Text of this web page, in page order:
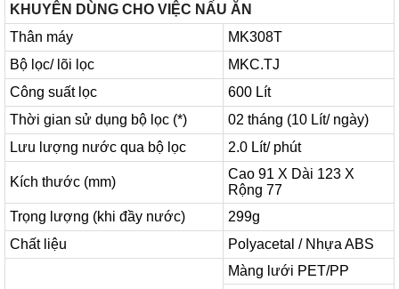
KHUYÊN DÙNG CHO VIỆC NẤU ĂN
Thân máy
MK308T
Bộ lọc/ lõi lọc
MKC.TJ
Công suất lọc
600 Lít
Thời gian sử dụng bộ lọc (*)
02 tháng (10 Lít/ ngày)
Lưu lượng nước qua bộ lọc
2.0 Lít/ phút
Kích thước (mm)
Cao 91 X Dài 123 X
Rộng 77
Trọng lượng (khi đầy nước)
299g
Chất liệu
Polyacetal / Nhựa ABS
Màng lưới PET/PP